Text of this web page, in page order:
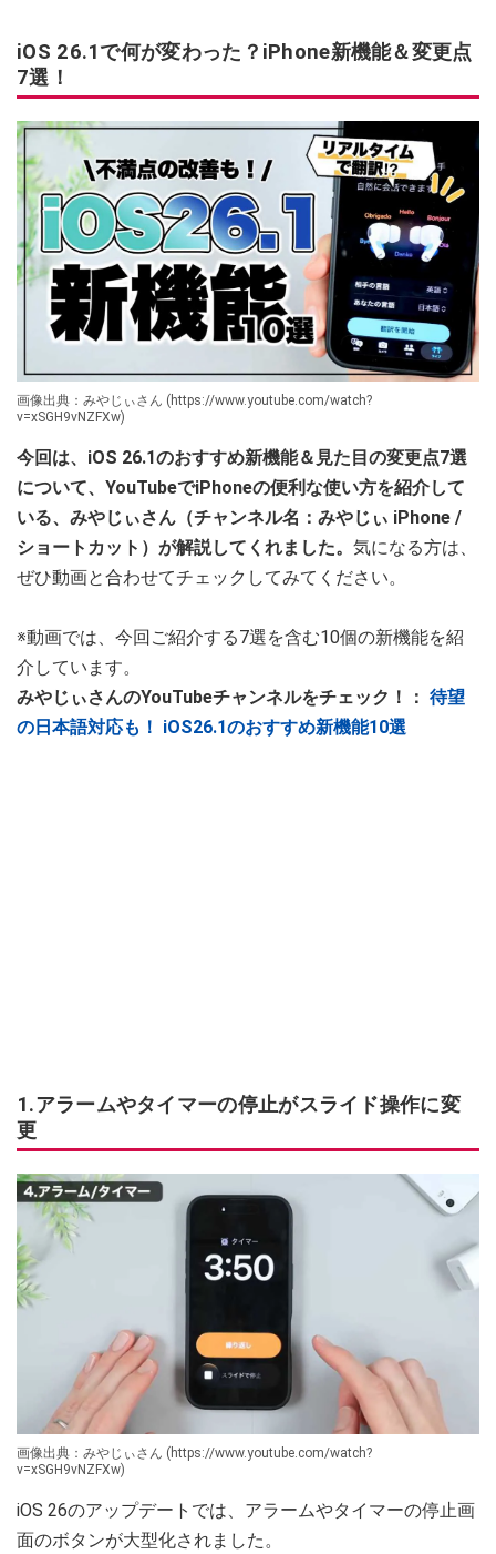
iOS 26.1で何が変わった？iPhone新機能＆変更点
7選！
画像出典：みやじぃさん (https://www.youtube.com/watch?
v=xSGH9vNZFXw)
今回は、iOS 26.1のおすすめ新機能＆見た目の変更点7選
について、YouTubeでiPhoneの便利な使い方を紹介して
いる、みやじぃさん（チャンネル名：みやじぃ iPhone /
ショートカット）が解説してくれました。 気になる方は、
ぜひ動画と合わせてチェックしてみてください。
※動画では、今回ご紹介する7選を含む10個の新機能を紹
介しています。
みやじぃさんのYouTubeチャンネルをチェック！： 待望
の日本語対応も！ iOS26.1のおすすめ新機能10選
1.アラームやタイマーの停止がスライド操作に変
更
画像出典：みやじぃさん (https://www.youtube.com/watch?
v=xSGH9vNZFXw)
iOS 26のアップデートでは、アラームやタイマーの停止画
面のボタンが大型化されました。